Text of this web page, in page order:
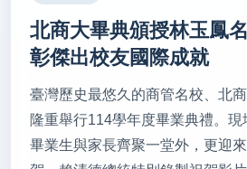
北商大畢典頒授林玉鳳
彰傑出校友國際成就
臺灣歷史最悠久的商管名校、北
隆重舉行114學年度畢業典禮。現
畢業生與家長齊聚一堂外，更迎